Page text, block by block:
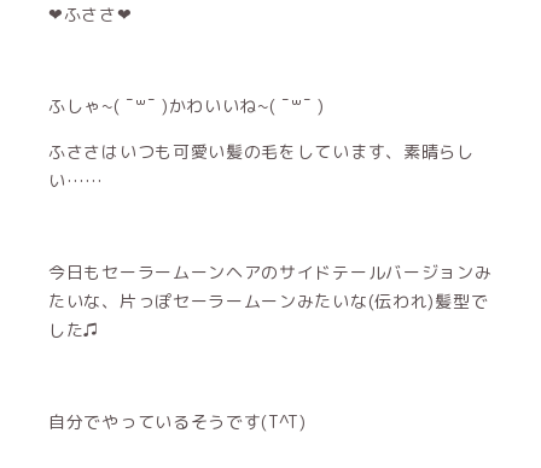
‪‪❤︎‬ふささ‪‪❤︎‬
ふしゃ~( ¯꒳¯ )かわいいね~( ¯꒳¯ )
ふささはいつも可愛い髪の毛をしています、素晴らし
い……
今日もセーラームーンヘアのサイドテールバージョンみ
たいな、片っぽセーラームーンみたいな(伝われ)髪型で
した♫
自分でやっているそうです(T^T)